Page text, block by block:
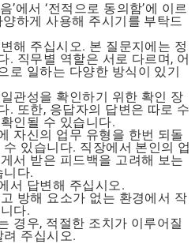
’에서 ‘전적으로 동의함’에 이르
하게 사용해 주시기를 부탁드
해 주십시오. 본 질문지에는 정
. 직무별 역할은 서로 다르며, 어
로 일하는 다양한 방식이 있기
관성을 확인하기 위한 확인 장
. 또한, 응답자의 답변은 따로 수
인될 수 있습니다.
자신의 업무 유형을 한번 되돌
있습니다. 직장에서 본인의 업
서 받은 피드백을 고려해 보는
니다.
서 답변해 주십시오.
방해 요소가 없는 환경에서 작
다.
경우, 적절한 조치가 이루어질
주십시오.